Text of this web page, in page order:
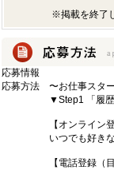
※掲載を終了
応募情報
応募方法
〜お仕事スタ
▼Step1 「履
【オンライン
いつでも好き
【電話登録（